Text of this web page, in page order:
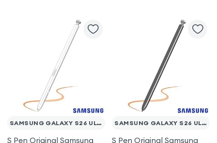
SAMSUNG GALAXY S26 ULTRA
S Pen Original Samsung
SAMSUNG GALAXY S26 ULTRA
S Pen Original Samsung